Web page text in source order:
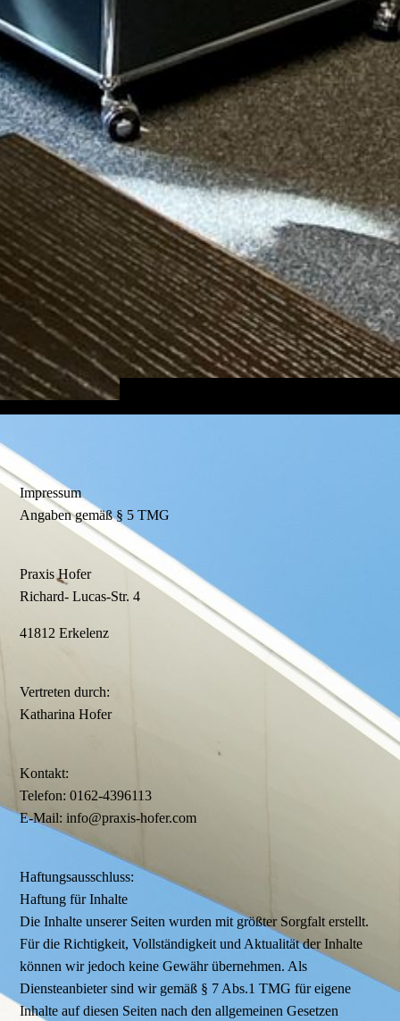
Impressum
Angaben gemäß § 5 TMG
Praxis Hofer
Richard- Lucas-Str. 4
41812 Erkelenz
Vertreten durch:
Katharina Hofer
Kontakt:
Telefon: 0162-4396113
E-Mail: info@praxis-hofer.com
Haftungsausschluss:
Haftung für Inhalte
Die Inhalte unserer Seiten wurden mit größter Sorgfalt erstellt.
Für die Richtigkeit, Vollständigkeit und Aktualität der Inhalte
können wir jedoch keine Gewähr übernehmen. Als
Diensteanbieter sind wir gemäß § 7 Abs.1 TMG für eigene
Inhalte auf diesen Seiten nach den allgemeinen Gesetzen